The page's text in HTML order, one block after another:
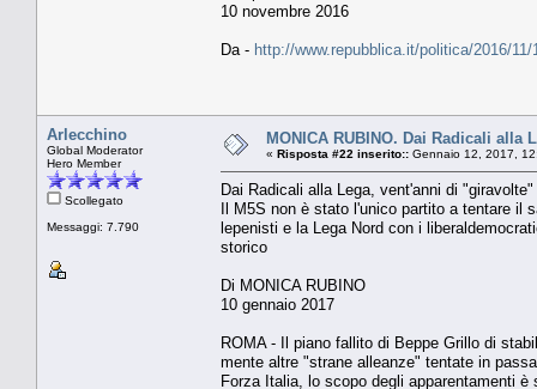
10 novembre 2016
Da - http://www.repubblica.it/politica/2016/
Arlecchino
Global Moderator
Hero Member
Scollegato
Messaggi: 7.790
MONICA RUBINO. Dai Radicali
« Risposta #22 inserito:: Gennaio 12, 2017,
Dai Radicali alla Lega, vent'anni di
Il M5S non è stato l'unico partito a tentare il
lepenisti e la Lega Nord con i
storico
Di MONICA RUBINO
10 gennaio 2017
ROMA - Il piano fallito di Beppe Grillo di
mente altre "strane alleanze" tentate in
Forza Italia, lo scopo degli apparentamenti